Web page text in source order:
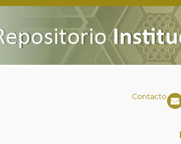
Contacto